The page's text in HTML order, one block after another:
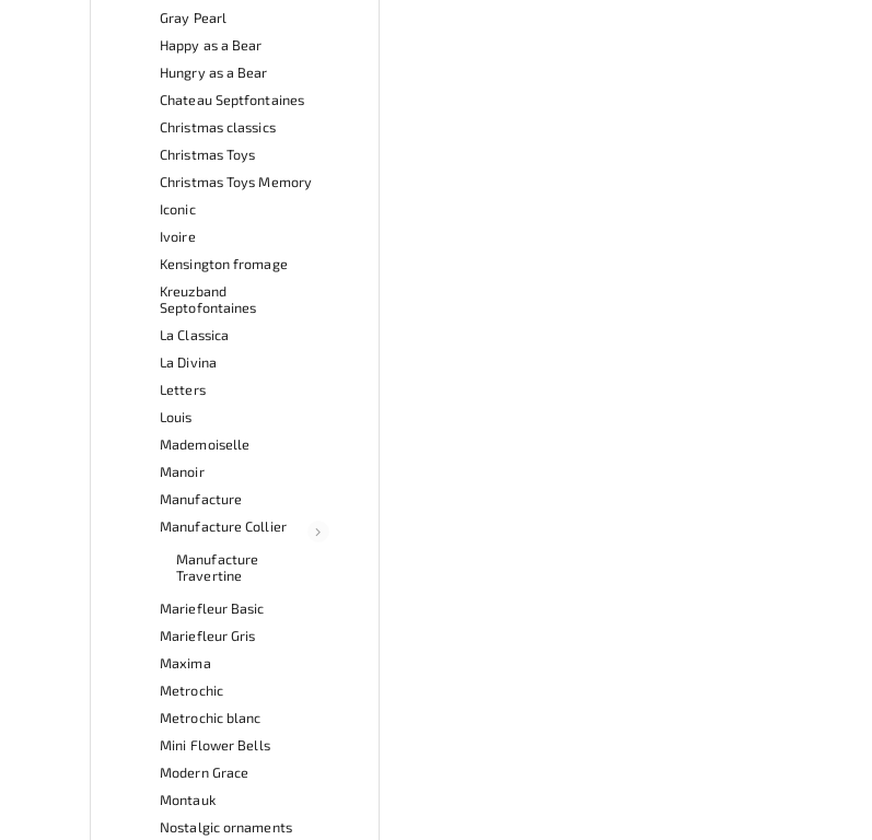
Gray Pearl
Happy as a Bear
Hungry as a Bear
Chateau Septfontaines
Christmas classics
Christmas Toys
Christmas Toys Memory
Iconic
Ivoire
Kensington fromage
Kreuzband
Septofontaines
La Classica
La Divina
Letters
Louis
Mademoiselle
Manoir
Manufacture
Manufacture Collier
Manufacture
Travertine
Mariefleur Basic
Mariefleur Gris
Maxima
Metrochic
Metrochic blanc
Mini Flower Bells
Modern Grace
Montauk
Nostalgic ornaments